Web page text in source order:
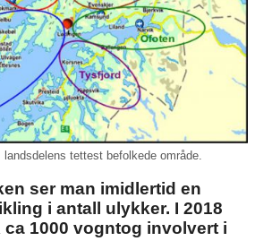
tettest befolkede område.
ser man imidlertid en
i antall ulykker. I 2018
ca 1000 vogntog involvert i